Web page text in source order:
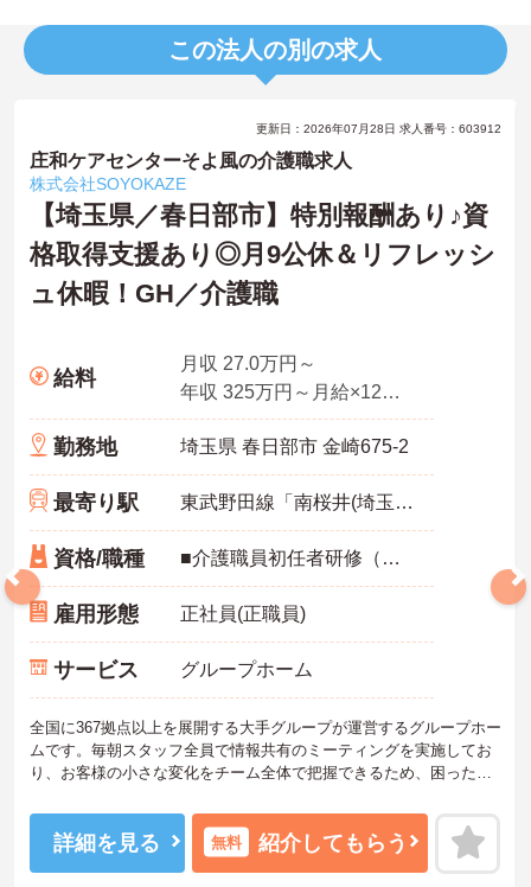
この法人の別の求人
更新日：2026年07月28日 求人番号：603912
庄和ケアセンターそよ風の介護職求人
株式会社SOYOKAZE
【埼玉県／春日部市】特別報酬あり♪資
格取得支援あり◎月9公休＆リフレッシ
ュ休暇！GH／介護職
給料
月収 27.0万円～
年収 325万円～月給×12ヶ月
勤務地 埼玉県 春日部市 金崎675-2
最寄り駅 東武野田線「南桜井(埼玉)駅」徒歩15分
資格/職種 ■介護職員初任者研修（ヘルパー2級）以上 いずれか必須
雇用形態 正社員(正職員)
サービス グループホーム
全国に367拠点以上を展開する大手グループが運営するグループホー
ムです。毎朝スタッフ全員で情報共有のミーティングを実施してお
り、お客様の小さな変化をチーム全体で把握できるため、困った時
年2回に加え、日々の努力や売上への寄与を評価する特別報酬が支給
されるため、高いモチベーションを保ちながら勤務できる環境で
す。さらに、清潔感があれば髪色やネイルなどの規定がなく、ご自
詳細を見る 無料 紹介してもらう